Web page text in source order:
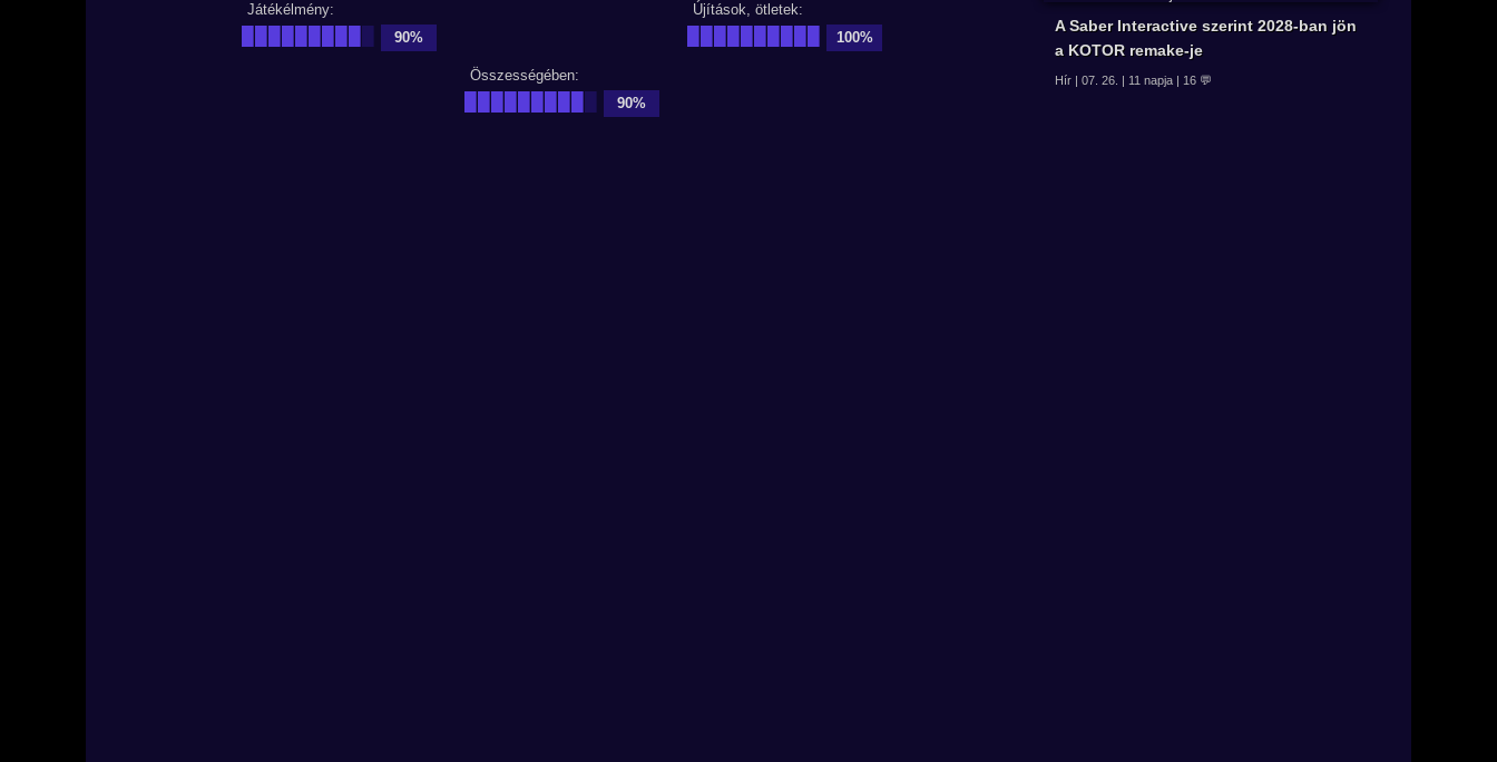
Játékélmény:
90%
Újítások, ötletek:
100%
Összességében:
90%
A Saber Interactive szerint 2028-ban jön
a KOTOR remake-je
Hír | 07. 26. | 11 napja | 16 💬